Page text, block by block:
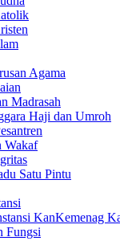
Agama
Madrasah
Haji dan Umroh
Wakaf
Satu Pintu
KanKemenag
Fungsi